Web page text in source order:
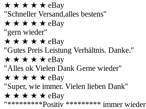
★ ★ ★ ★ ★ eBay
"Schneller Versand,alles bestens"
★ ★ ★ ★ ★ eBay
"gern wieder"
★ ★ ★ ★ ★ eBay
"Gutes Preis Leistung Verhältnis. Danke."
★ ★ ★ ★ ★ eBay
"Alles ok Vielen Dank Gerne wieder"
★ ★ ★ ★ ★ eBay
"Super, wie immer. Vielen lieben Dank"
★ ★ ★ ★ ★ eBay
"*********Positiv ********* immer wieder